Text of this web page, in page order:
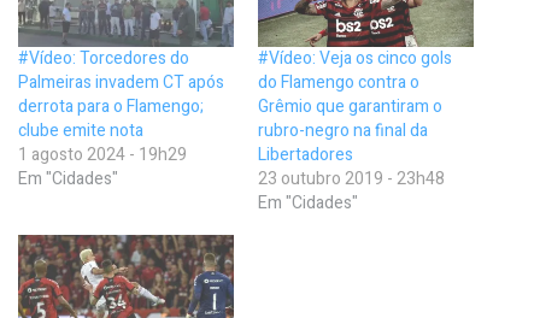
#Vídeo: Torcedores do
Palmeiras invadem CT após
derrota para o Flamengo;
clube emite nota
1 agosto 2024 - 19h29
Em "Cidades"
#Vídeo: Veja os cinco gols
do Flamengo contra o
Grêmio que garantiram o
rubro-negro na final da
Libertadores
23 outubro 2019 - 23h48
Em "Cidades"